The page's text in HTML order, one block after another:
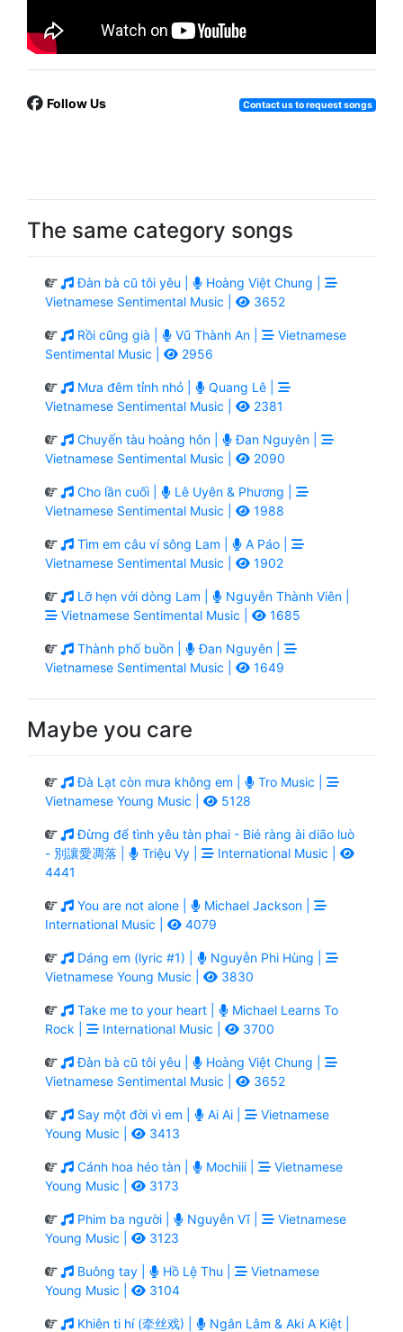
Follow Us Contact us to request songs
The same category songs
Đàn bà cũ tôi yêu |
Hoàng Việt Chung |
Vietnamese Sentimental Music |
3652
Rồi cũng già | Vũ Thành An |
Vietnamese
Sentimental Music |
2956
Mưa đêm tỉnh nhỏ |
Quang Lê |
Vietnamese Sentimental Music |
2381
Chuyến tàu hoàng hôn |
Đan Nguyên |
Vietnamese Sentimental Music |
2090
Cho lần cuối |
Lê Uyên & Phương |
Vietnamese Sentimental Music |
1988
Tìm em câu ví sông Lam |
A Páo |
Vietnamese Sentimental Music |
1902
Lỡ hẹn với dòng Lam |
Nguyễn Thành Viên |
Vietnamese Sentimental Music |
1685
Thành phố buồn |
Đan Nguyên |
Vietnamese Sentimental Music |
1649
Maybe you care
Đà Lạt còn mưa không em |
Tro Music |
Vietnamese Young Music |
5128
Đừng để tình yêu tàn phai - Bié ràng ài diāo luò
- 別讓愛凋落 |
Triệu Vy |
International Music |
4441
You are not alone |
Michael Jackson |
International Music |
4079
Dáng em (lyric #1) |
Nguyễn Phi Hùng |
Vietnamese Young Music |
3830
Take me to your heart |
Michael Learns To
Rock |
International Music | 3700
Đàn bà cũ tôi yêu |
Hoàng Việt Chung |
Vietnamese Sentimental Music |
3652
Say một đời vì em | Ai Ai |
Vietnamese
Young Music |
3413
Cánh hoa héo tàn | Mochiii |
Vietnamese
Young Music |
3173
Phim ba người | Nguyễn Vĩ |
Vietnamese
Young Music |
3123
Buông tay | Hồ Lệ Thu |
Vietnamese
Young Music |
3104
Khiên ti hí (牵丝戏) |
Ngân Lâm & Aki A Kiệt |